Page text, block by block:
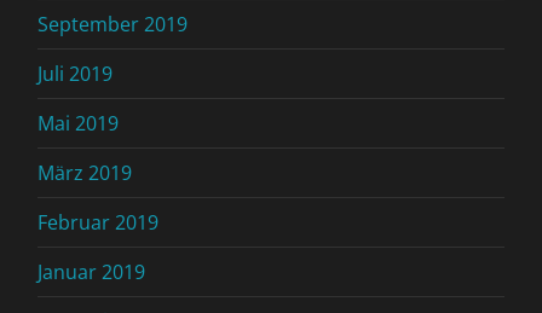
September 2019
Juli 2019
Mai 2019
März 2019
Februar 2019
Januar 2019